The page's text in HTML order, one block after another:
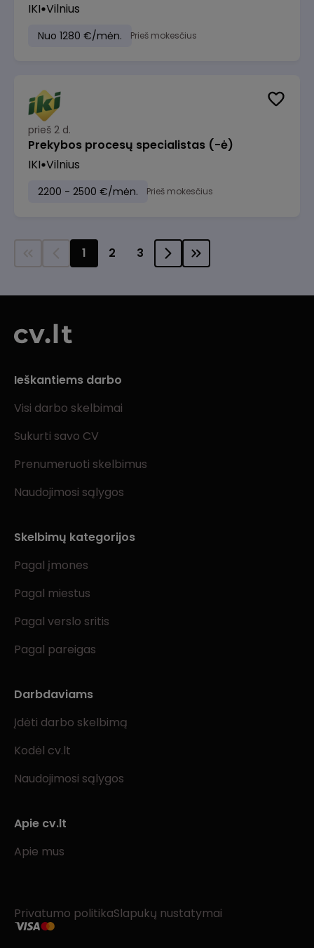
IKI Vilnius
Nuo 1280 €/mėn. Prieš mokesčius
prieš 2 d.
Prekybos procesų specialistas (-ė)
IKI Vilnius
2200 - 2500 €/mėn. Prieš mokesčius
1 2 3
Ieškantiems darbo
Visi darbo skelbimai
Sukurti savo CV
Prenumeruoti skelbimus
Naudojimosi sąlygos
Skelbimų kategorijos
Pagal įmones
Pagal miestus
Pagal verslo sritis
Pagal pareigas
Darbdaviams
Įdėti darbo skelbimą
Kodėl cv.lt
Naudojimosi sąlygos
Apie cv.lt
Apie mus
Privatumo politikaSlapukų nustatymai